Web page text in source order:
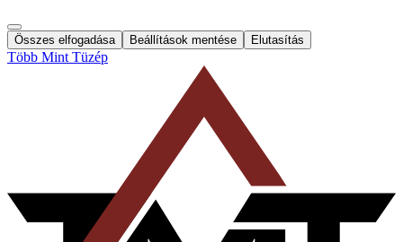
Összes elfogadása Beállítások mentése Elutasítás
Több Mint Tüzép